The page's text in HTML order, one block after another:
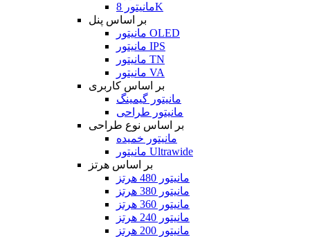
مانیتور 8K
بر اساس پنل
مانیتور OLED
مانیتور IPS
مانیتور TN
مانیتور VA
بر اساس کاربری
مانیتور گیمینگ
مانیتور طراحی
بر اساس نوع طراحی
مانیتور خمیده
مانیتور Ultrawide
بر اساس هرتز
مانیتور 480 هرتز
مانیتور 380 هرتز
مانیتور 360 هرتز
مانیتور 240 هرتز
مانیتور 200 هرتز